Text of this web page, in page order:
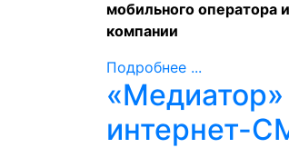
мобильного оператора
компании
Подробнее ...
интернет-